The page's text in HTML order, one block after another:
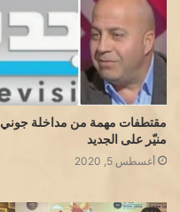
مقتطفات مهمة من مداخلة جوني
منيّر على الجديد
أغسطس 5, 2020